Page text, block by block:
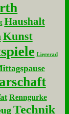
Haushalt
Kunst
Liegerad
Renngurke
Technik